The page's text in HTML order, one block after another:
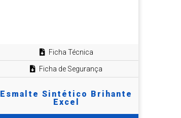
Ficha Técnica
Ficha de Segurança
Esmalte Sintético Brihante
Excel